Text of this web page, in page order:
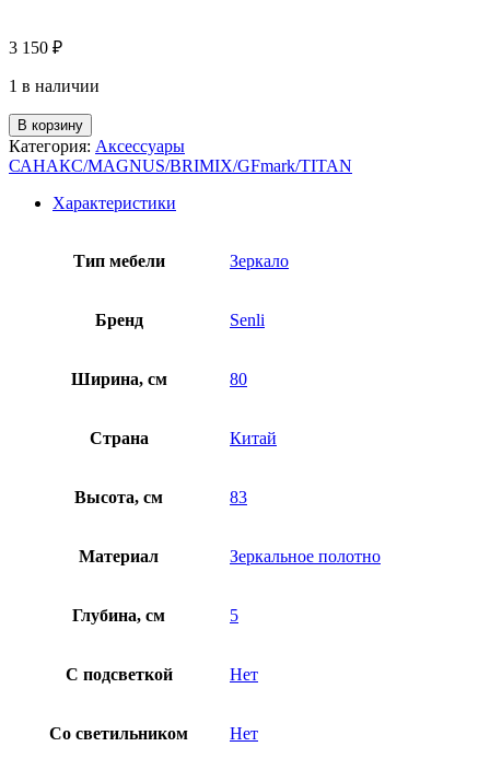
3 150 ₽
1 в наличии
В корзину
Категория: Аксессуары
САНАКС/MAGNUS/BRIMIX/GFmark/TITAN
Характеристики
Тип мебели Зеркало
Бренд Senli
Ширина, см 80
Страна Китай
Высота, см 83
Материал Зеркальное полотно
Глубина, см 5
С подсветкой Нет
Со светильником Нет